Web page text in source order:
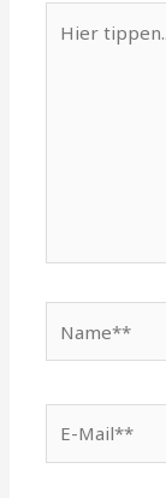
tippen...
Mail**